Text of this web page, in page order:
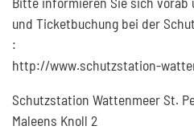
und Ticketbuchung bei der
:
http://www.schutzstation-
Schutzstation Wattenmeer St.
Maleens Knoll 2